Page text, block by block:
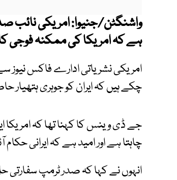
واشنگٹن/جنیوا: امریکی نائب
ہے کہ امریکا کی ممکنہ فوجی
امریکی نشریاتی ادارے فاکس نیوز
چکے ہیں کہ ایران کو جوہری
جے ڈی وینس کا کہنا تھا کہ امریکا
چاہتا ہے اور امید ہے کہ ایرانی
انہوں نے کہا کہ صدر ٹرمپ سفارتی